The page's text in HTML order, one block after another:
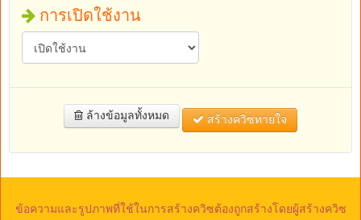
การเปิดใช้งาน
ล้างข้อมูลทั้งหมด สร้างควิซทายใจ
ข้อความและรูปภาพที่ใช้ในการสร้างควิซต้องถูกสร้างโดยผู้สร้างควิซ